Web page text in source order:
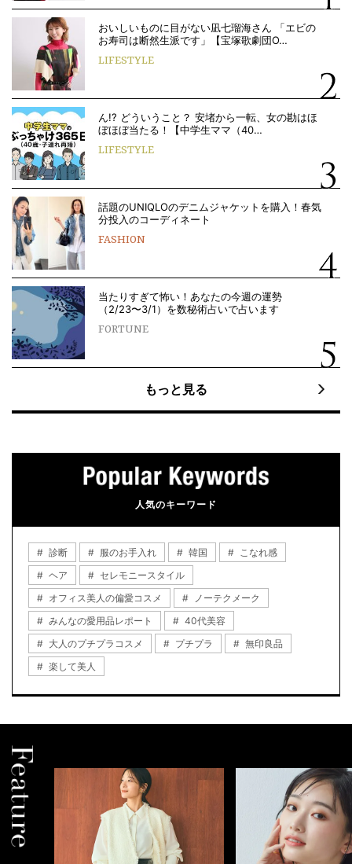
おいしいものに目がない凪七瑠海さん 「エビの
お寿司は断然生派です」【宝塚歌劇団O…
LIFESTYLE
ん!? どういうこと？ 安堵から一転、女の勘はほ
ぼほぼ当たる！【中学生ママ（40…
LIFESTYLE
話題のUNIQLOのデニムジャケットを購入！春気
分投入のコーディネート
FASHION
当たりすぎて怖い！あなたの今週の運勢
（2/23〜3/1）を数秘術占いで占います
FORTUNE
もっと見る
人気のキーワード
診断 服のお手入れ 韓国
こなれ感
ヘア
セレモニースタイル
オフィス美人の偏愛コスメ
ノーテクメーク
みんなの愛用品レポート
40代美容
大人のプチプラコスメ
プチプラ
無印良品
楽して美人